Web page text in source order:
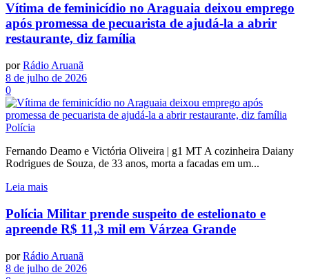
Vítima de feminicídio no Araguaia deixou emprego
após promessa de pecuarista de ajudá-la a abrir
restaurante, diz família
por Rádio Aruanã
8 de julho de 2026
0
Polícia
Fernando Deamo e Victória Oliveira | g1 MT A cozinheira Daiany
Rodrigues de Souza, de 33 anos, morta a facadas em um...
Leia mais
Polícia Militar prende suspeito de estelionato e
apreende R$ 11,3 mil em Várzea Grande
por Rádio Aruanã
8 de julho de 2026